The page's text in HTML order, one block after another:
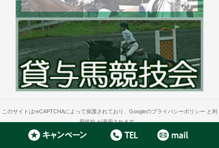
このサイトはreCAPTCHAによって保護されており、Googleのプライバシーポリシー と利
用規約が適用されます。
【東京･千葉/乗馬体験/乗馬ライセンス】